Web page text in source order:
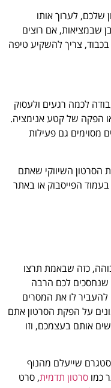
שלכם, לערוך אותו
שבמציאות, אם רוצים
צריך להשקיע טיפה
לכמה רגעים ולעסוק
או הפקה של קטע אנימציה.
מסוימים גם פעילות
הסרטון השיווקי שאתם
הפייסבוק או באתר
כזה שבאמת תרצו
שנחסכים לכם הרבה
להעביר לו את המסרים
על הפקת הסרטון אתם
אותם בעצמכם, וזו
שייעלם מהנוף
כמו סרטון תדמית, סרט